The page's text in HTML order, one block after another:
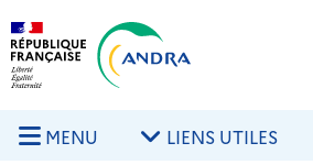
Aller au contenu principal
MENU LIENS UTILES